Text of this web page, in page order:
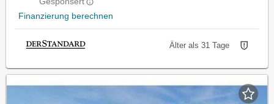
Finanzierung berechnen
Älter als 31 Tage